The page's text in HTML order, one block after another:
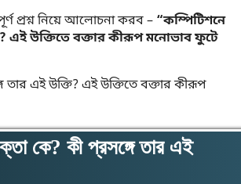
প্রশ্ন নিয়ে আলোচনা করব – “কম্পিটিশনে
এই উক্তিতে বক্তার কীরূপ মনোভাব ফুটে
কে? কী প্রসঙ্গে তার এই